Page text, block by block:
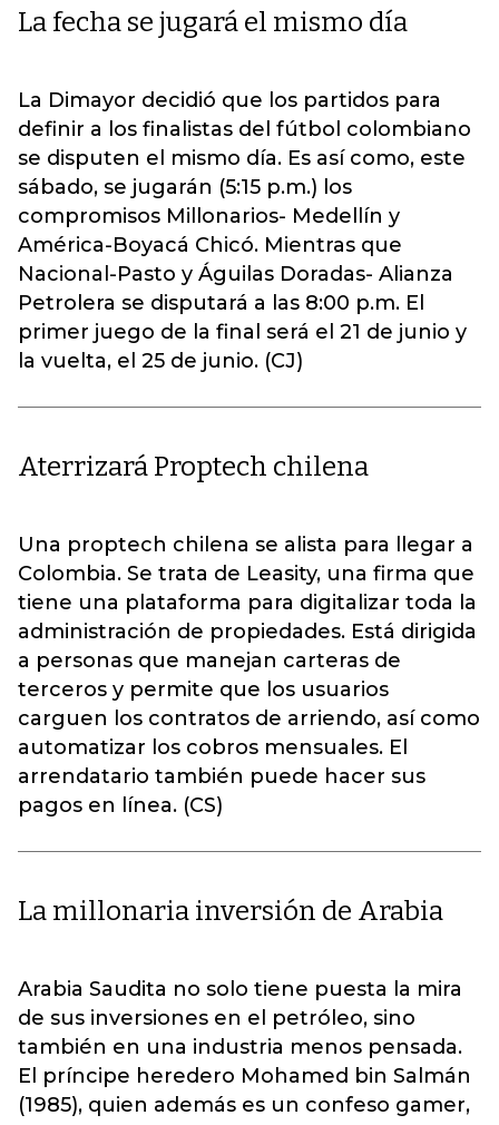
La fecha se jugará el mismo día
La Dimayor decidió que los partidos para
definir a los finalistas del fútbol colombiano
se disputen el mismo día. Es así como, este
sábado, se jugarán (5:15 p.m.) los
compromisos Millonarios- Medellín y
América-Boyacá Chicó. Mientras que
Nacional-Pasto y Águilas Doradas- Alianza
Petrolera se disputará a las 8:00 p.m. El
primer juego de la final será el 21 de junio y
la vuelta, el 25 de junio. (CJ)
Aterrizará Proptech chilena
Una proptech chilena se alista para llegar a
Colombia. Se trata de Leasity, una firma que
tiene una plataforma para digitalizar toda la
administración de propiedades. Está dirigida
a personas que manejan carteras de
terceros y permite que los usuarios
carguen los contratos de arriendo, así como
automatizar los cobros mensuales. El
arrendatario también puede hacer sus
pagos en línea. (CS)
La millonaria inversión de Arabia
Arabia Saudita no solo tiene puesta la mira
de sus inversiones en el petróleo, sino
también en una industria menos pensada.
El príncipe heredero Mohamed bin Salmán
(1985), quien además es un confeso gamer,